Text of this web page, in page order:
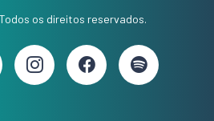
os direitos reservados.